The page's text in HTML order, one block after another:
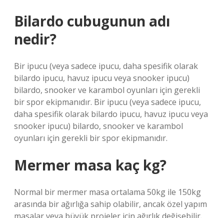
Bilardo cubugunun adı
nedir?
Bir ipucu (veya sadece ipucu, daha spesifik olarak
bilardo ipucu, havuz ipucu veya snooker ipucu)
bilardo, snooker ve karambol oyunları için gerekli
bir spor ekipmanıdır. Bir ipucu (veya sadece ipucu,
daha spesifik olarak bilardo ipucu, havuz ipucu veya
snooker ipucu) bilardo, snooker ve karambol
oyunları için gerekli bir spor ekipmanıdır.
Mermer masa kaç kg?
Normal bir mermer masa ortalama 50kg ile 150kg
arasında bir ağırlığa sahip olabilir, ancak özel yapım